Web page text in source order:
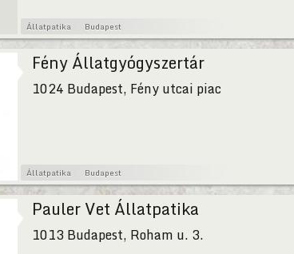
Állatpatika Budapest
Fény Állatgyógyszertár
1024 Budapest, Fény utcai piac
Állatpatika Budapest
Pauler Vet Állatpatika
1013 Budapest, Roham u. 3.